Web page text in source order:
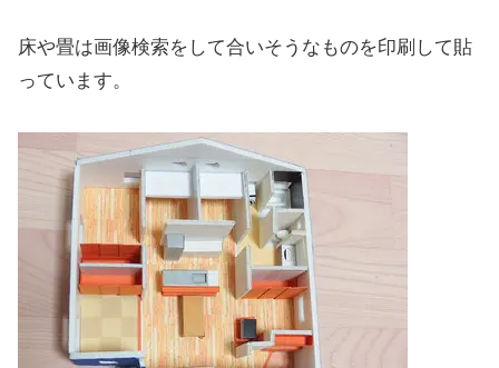
床や畳は画像検索をして合いそうなものを印刷して貼
っています。